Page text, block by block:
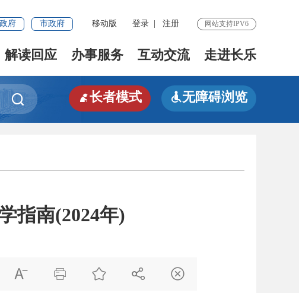
府 市政府 移动版 登录 注册 网站支持IPV6
解读回应 办事服务 互动交流 走进长乐
 长者模式 无障碍浏览
指南(2024年)
    